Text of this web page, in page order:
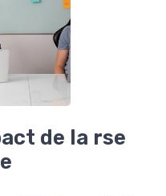
de la rse